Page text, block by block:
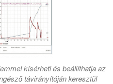
kísérheti és beállíthatja az
távirányítóján keresztül